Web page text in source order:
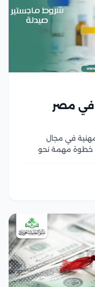
في مصر
في مجال
خطوة مهمة نحو
في الجامعات...